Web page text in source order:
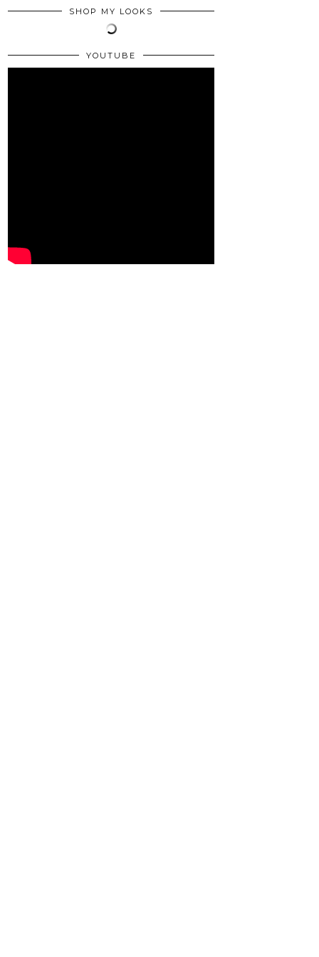
SHOP MY LOOKS
YOUTUBE